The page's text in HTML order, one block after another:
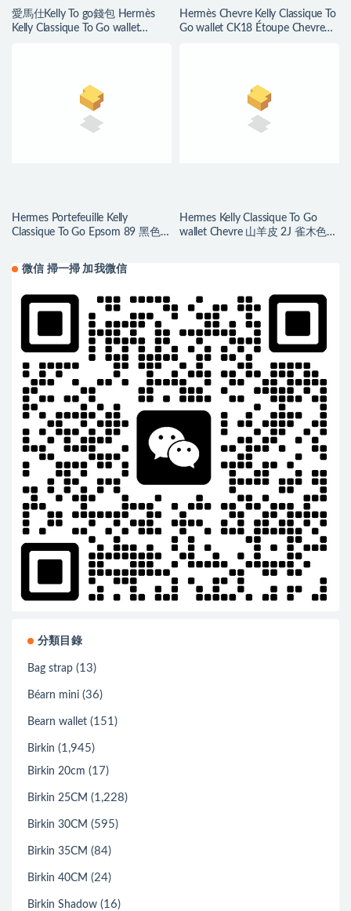
愛馬仕Kelly To go錢包 Hermès
Kelly Classique To Go wallet
Hermès Chevre Kelly Classique To
Go wallet CK18 Étoupe Chevre
Hermes Portefeuille Kelly
Classique To Go Epsom 89 黑色全
Hermes Kelly Classique To Go
wallet Chevre 山羊皮 2J 雀木色
微信 掃一掃 加我微信
分類目錄
Bag strap (13)
Béarn mini (36)
Bearn wallet (151)
Birkin (1,945)
Birkin 20cm (17)
Birkin 25CM (1,228)
Birkin 30CM (595)
Birkin 35CM (84)
Birkin 40CM (24)
Birkin Shadow (16)